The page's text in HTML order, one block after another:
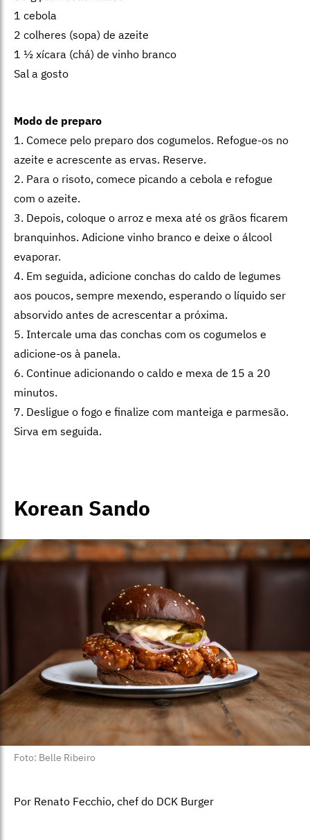
1 cebola
2 colheres (sopa) de azeite
1 ½ xícara (chá) de vinho branco
Sal a gosto
Modo de preparo
1. Comece pelo preparo dos cogumelos. Refogue-os no
azeite e acrescente as ervas. Reserve.
2. Para o risoto, comece picando a cebola e refogue
com o azeite.
3. Depois, coloque o arroz e mexa até os grãos ficarem
branquinhos. Adicione vinho branco e deixe o álcool
evaporar.
4. Em seguida, adicione conchas do caldo de legumes
aos poucos, sempre mexendo, esperando o líquido ser
absorvido antes de acrescentar a próxima.
5. Intercale uma das conchas com os cogumelos e
adicione-os à panela.
6. Continue adicionando o caldo e mexa de 15 a 20
minutos.
7. Desligue o fogo e finalize com manteiga e parmesão.
Sirva em seguida.
Korean Sando
Foto: Belle Ribeiro
Por Renato Fecchio, chef do DCK Burger